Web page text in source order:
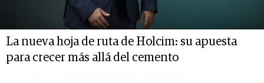
La nueva hoja de ruta de Holcim: su apuesta
para crecer más allá del cemento